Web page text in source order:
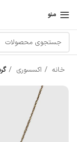
منو
خانه اکسسوری